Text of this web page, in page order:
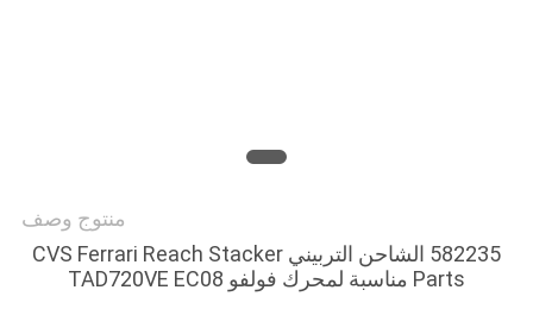
منتوج وصف
582235 الشاحن التربيني CVS Ferrari Reach Stacker
Parts مناسبة لمحرك فولفو TAD720VE EC08